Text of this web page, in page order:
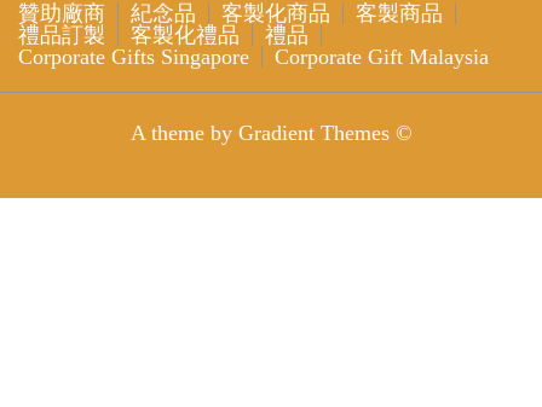
贊助廠商 紀念品 客製化商品
客製商品
禮品訂製
客製化禮品
禮品
Corporate Gifts Singapore
Corporate Gift Malaysia
A theme by Gradient Themes ©